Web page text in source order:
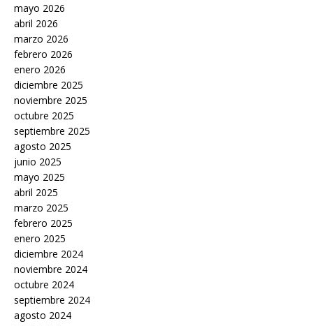
mayo 2026
abril 2026
marzo 2026
febrero 2026
enero 2026
diciembre 2025
noviembre 2025
octubre 2025
septiembre 2025
agosto 2025
junio 2025
mayo 2025
abril 2025
marzo 2025
febrero 2025
enero 2025
diciembre 2024
noviembre 2024
octubre 2024
septiembre 2024
agosto 2024